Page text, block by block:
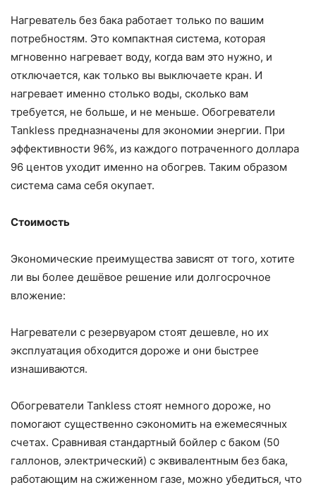
Нагреватель без бака работает только по вашим
потребностям. Это компактная система, которая
мгновенно нагревает воду, когда вам это нужно, и
отключается, как только вы выключаете кран. И
нагревает именно столько воды, сколько вам
требуется, не больше, и не меньше. Обогреватели
Tankless предназначены для экономии энергии. При
эффективности 96%, из каждого потраченного доллара
96 центов уходит именно на обогрев. Таким образом
система сама себя окупает.
Стоимость
Экономические преимущества зависят от того, хотите
ли вы более дешёвое решение или долгосрочное
вложение:
Нагреватели с резервуаром стоят дешевле, но их
эксплуатация обходится дороже и они быстрее
изнашиваются.
Обогреватели Tankless стоят немного дороже, но
помогают существенно сэкономить на ежемесячных
счетах. Сравнивая стандартный бойлер с баком (50
галлонов, электрический) с эквивалентным без бака,
работающим на сжиженном газе, можно убедиться, что